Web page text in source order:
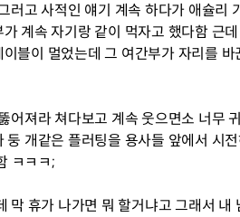
러고 사적인 얘기 계속 하다가 애슐리
계속 자기랑 같이 먹자고 했다함 근
블이 멀었는데 그 여간부가 자리를 바
어져라 쳐다보고 계속 웃으면소 너무
개같은 플러팅을 용사들 앞에서 시
ㅋㅋㅋ;
막 휴가 나가면 뭐 할거냐고 그래서 내